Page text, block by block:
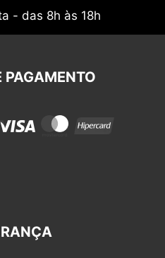
- das 8h às 18h
PAGAMENTO